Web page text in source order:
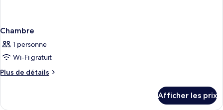
Chambre
1 personne
Wi-Fi gratuit
Plus de détails
Plus
Chambre
Afficher les prix